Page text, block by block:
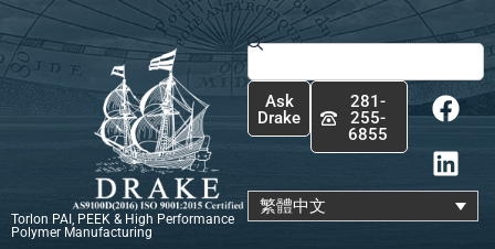
跳
至
主
Torlon PAI, PEEK & High Performance
Polymer Manufacturing
搜
尋
Ask
Drake
281-
255-
6855
F
a
c
e
b
o
L
i
n
k
e
d
繁體中文